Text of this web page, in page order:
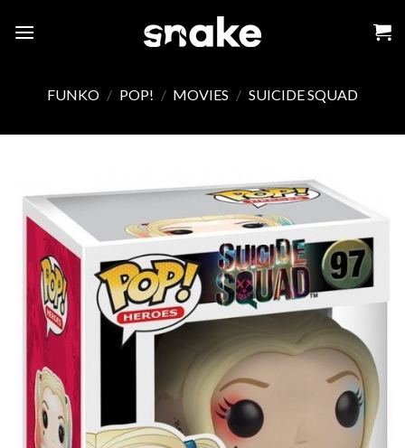
FUNKO / POP! / MOVIES / SUICIDE SQUAD